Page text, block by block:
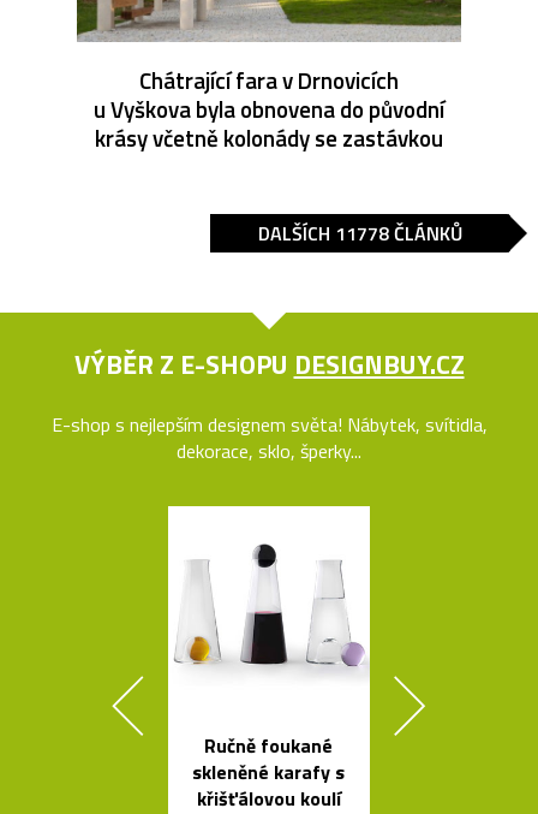
Chátrající fara v Drnovicích
u Vyškova byla obnovena do původní
krásy včetně kolonády se zastávkou
DALŠÍCH 11778 ČLÁNKŮ
VÝBĚR Z E-SHOPU DESIGNBUY.CZ
E-shop s nejlepším designem světa! Nábytek, svítidla,
dekorace, sklo, šperky...
Ručně foukané
skleněné karafy s
křišťálovou koulí